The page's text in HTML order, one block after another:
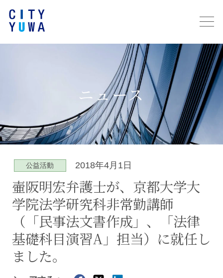
ニュース
公益活動 2018年4月1日
壷阪明宏弁護士が、京都大学大
学院法学研究科非常勤講師
（「民事法文書作成」、「法律
基礎科目演習A」担当）に就任し
ました。